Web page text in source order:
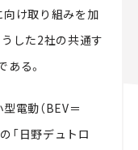
向け取り組みを加
した2社の共通す
る。
電動（BEV＝
日野デュトロ